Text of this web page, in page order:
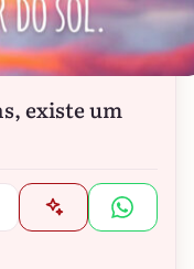
existe um